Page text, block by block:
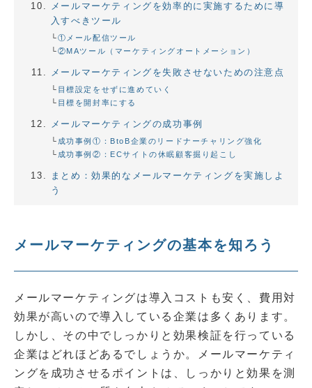
メールマーケティングを効率的に実施するために導
入すべきツール
①メール配信ツール
②MAツール（マーケティングオートメーション）
メールマーケティングを失敗させないための注意点
目標設定をせずに進めていく
目標を開封率にする
メールマーケティングの成功事例
成功事例①：BtoB企業のリードナーチャリング強化
成功事例②：ECサイトの休眠顧客掘り起こし
まとめ：効果的なメールマーケティングを実施しよ
う
メールマーケティングの基本を知ろう
メールマーケティングは導入コストも安く、費用対
効果が高いので導入している企業は多くあります。
しかし、その中でしっかりと効果検証を行っている
企業はどれほどあるでしょうか。メールマーケティ
ングを成功させるポイントは、しっかりと効果を測